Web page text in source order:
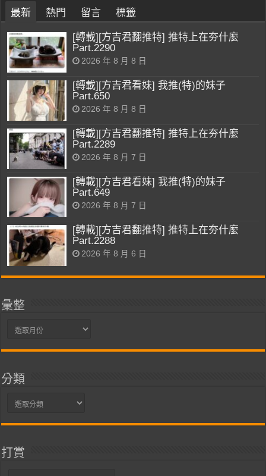
最新 熱門 留言 標籤
[轉載][方吉君翻推特] 推特上在夯什麼
Part.2290
2026 年 8 月 8 日
[轉載][方吉君看妹] 我推(特)的妹子
Part.650
2026 年 8 月 8 日
[轉載][方吉君翻推特] 推特上在夯什麼
Part.2289
2026 年 8 月 7 日
[轉載][方吉君看妹] 我推(特)的妹子
Part.649
2026 年 8 月 7 日
[轉載][方吉君翻推特] 推特上在夯什麼
Part.2288
2026 年 8 月 6 日
彙整
彙
分類
分
打賞